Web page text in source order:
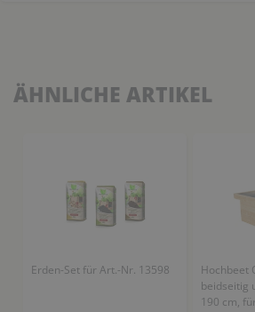
ÄHNLICHE ARTIKEL
Erden-Set für Art.-Nr. 13598
Hochbeet
beidseitig
190 cm,